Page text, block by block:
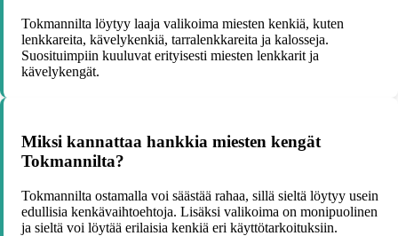
Tokmannilta löytyy laaja valikoima miesten kenkiä, kuten
lenkkareita, kävelykenkiä, tarralenkkareita ja kalosseja.
Suosituimpiin kuuluvat erityisesti miesten lenkkarit ja
kävelykengät.
Miksi kannattaa hankkia miesten kengät
Tokmannilta?
Tokmannilta ostamalla voi säästää rahaa, sillä sieltä löytyy usein
edullisia kenkävaihtoehtoja. Lisäksi valikoima on monipuolinen
ja sieltä voi löytää erilaisia kenkiä eri käyttötarkoituksiin.